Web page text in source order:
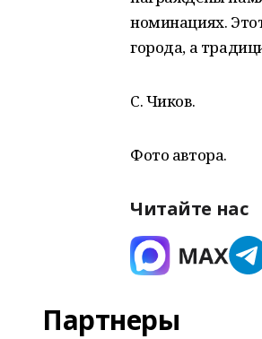
номинациях.
города, а
С. Чиков.
Фото автора.
Читайте нас
Партнеры